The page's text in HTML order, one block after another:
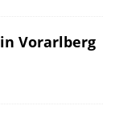
Vorarlberg